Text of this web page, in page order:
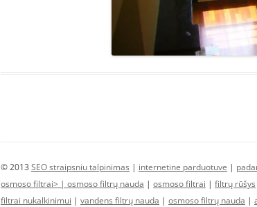
© 2013 SEO straipsniu talpinimas | internetine parduotuve |
osmoso filtrai> | osmoso filtrų nauda | osmoso filtrai | filtrų rūšys
filtrai nukalkinimui | vandens filtrų nauda | osmoso filtrų nauda |